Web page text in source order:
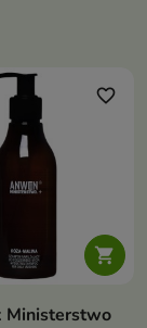

favorite_border
Ministerstwo